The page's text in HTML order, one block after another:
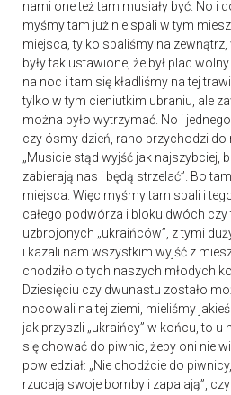
nami one też tam musiały być. No i
myśmy tam już nie spali w tym
miejsca, tylko spaliśmy na
były tak ustawione, że był plac
na noc i tam się kładliśmy na tej
tylko w tym cieniutkim ubraniu, ale
można było wytrzymać. No i
czy ósmy dzień, rano przychodzi
„Musicie stąd wyjść jak najszybciej,
zabierają nas i będą strzelać”. Bo
miejsca. Więc myśmy tam spali i
całego podwórza i bloku dwóch
uzbrojonych „ukraińców”, z tymi
i kazali nam wszystkim wyjść z
chodziło o tych naszych młodych
Dziesięciu czy dwunastu zostało
nocowali na tej ziemi, mieliśmy jakieś
jak przyszli „ukraińcy” w końcu, to u
się chować do piwnic, żeby oni nie
powiedział: „Nie chodźcie do
rzucają swoje bomby i zapalają”,